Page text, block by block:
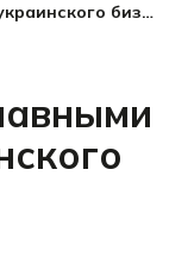
Польша стала главными воротами украинского бизнеса в ЕС - исследование